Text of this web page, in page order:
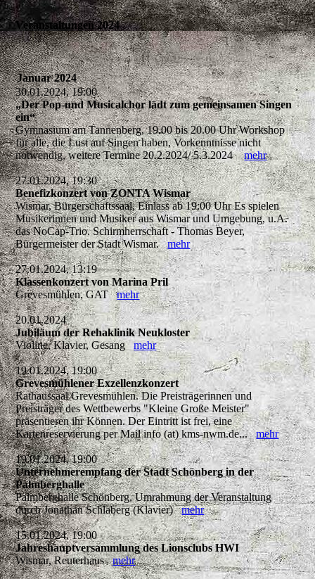
Veranstaltungen 2024
Januar 2024
30.01.2024, 19:00
„Der Pop-und Musicalchor lädt zum gemeinsamen Singen
ein“
Gymnasium am Tannenberg, 19.00 bis 20.00 Uhr Workshop
für alle, die Lust auf Singen haben, Vorkenntnisse nicht
notwendig, weitere Termine 20.2.2024/ 5.3.2024mehr
27.01.2024, 19:30
Benefizkonzert von ZONTA Wismar
Wismar, Bürgerschaftssaal, Einlass ab 19:00 Uhr Es spielen
Musikerinnen und Musiker aus Wismar und Umgebung, u.A.
das NoCap-Trio. Schirmherrschaft - Thomas Beyer,
Bürgermeister der Stadt Wismar.mehr
27.01.2024, 13:19
Klassenkonzert von Marina Pril
Grevesmühlen, GATmehr
20.01.2024
Jubiläum der Rehaklinik Neukloster
Violine, Klavier, Gesangmehr
19.01.2024, 19:00
Grevesmühlener Exzellenzkonzert
Rathaussaal Grevesmühlen. Die Preisträgerinnen und
Preisträger des Wettbewerbs "Kleine Große Meister"
präsentieren ihr Können. Der Eintritt ist frei, eine
Kartenreservierung per Mail info (at) kms-nwm.de...mehr
19.01.2024, 19:00
Unternehmerempfang der Stadt Schönberg in der
Palmberghalle
Palmberghalle Schönberg, Umrahmung der Veranstaltung
durch Jonathan Schlaberg (Klavier)mehr
15.01.2024, 19:00
Jahreshauptversammlung des Lionsclubs HWI
Wismar, Reuterhausmehr